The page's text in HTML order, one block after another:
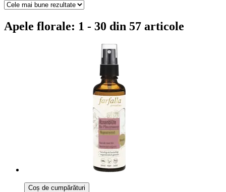
Apele florale: 1 - 30 din 57 articole
Coș de cumpărături